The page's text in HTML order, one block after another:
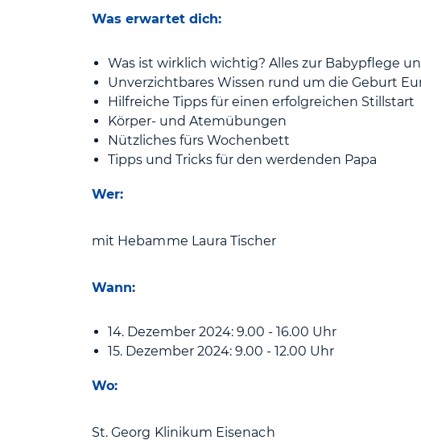
Was erwartet dich:
Was ist wirklich wichtig? Alles zur Babypflege
Unverzichtbares Wissen rund um die Geburt
Hilfreiche Tipps für einen erfolgreichen Stillstart
Körper- und Atemübungen
Nützliches fürs Wochenbett
Tipps und Tricks für den werdenden Papa
Wer:
mit Hebamme Laura Tischer
Wann:
14. Dezember 2024: 9.00 - 16.00 Uhr
15. Dezember 2024: 9.00 - 12.00 Uhr
Wo:
St. Georg Klinikum Eisenach